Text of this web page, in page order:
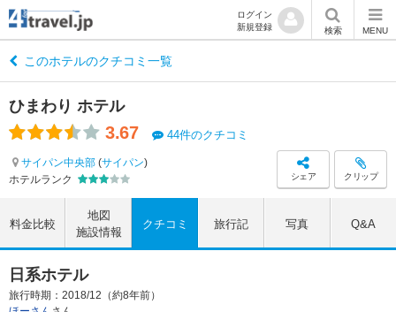
ログイン
新規登録
検索 MENU
このホテルのクチコミ一覧
ひまわり ホテル
3.67 44件のクチコミ
サイパン中央部 (サイパン)
ホテルランク
シェア クリップ
料金比較
地図
施設情報
クチコミ 旅行記 写真 Q&A
日系ホテル
旅行時期：2018/12（約8年前）